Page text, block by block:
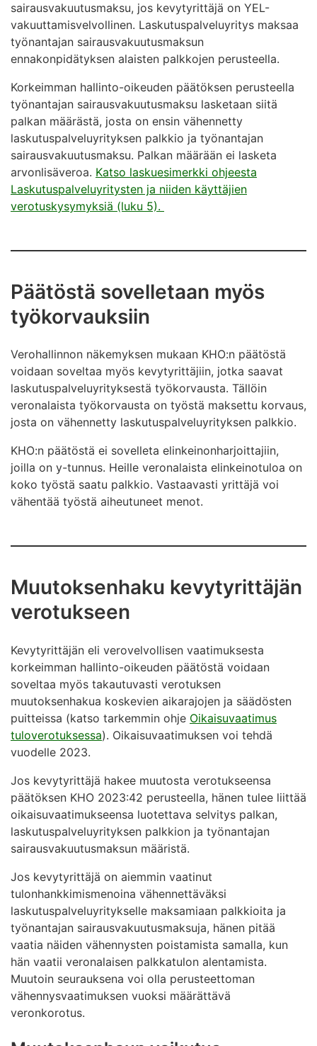
sairausvakuutusmaksu, jos kevytyrittäjä on YEL-
vakuuttamisvelvollinen. Laskutuspalveluyritys maksaa
työnantajan sairausvakuutusmaksun
ennakonpidätyksen alaisten palkkojen perusteella.
Korkeimman hallinto-oikeuden päätöksen perusteella
työnantajan sairausvakuutusmaksu lasketaan siitä
palkan määrästä, josta on ensin vähennetty
laskutuspalveluyrityksen palkkio ja työnantajan
sairausvakuutusmaksu. Palkan määrään ei lasketa
arvonlisäveroa. Katso laskuesimerkki ohjeesta
Laskutuspalveluyritysten ja niiden käyttäjien
verotuskysymyksiä (luku 5).
Päätöstä sovelletaan myös
työkorvauksiin
Verohallinnon näkemyksen mukaan KHO:n päätöstä
voidaan soveltaa myös kevytyrittäjiin, jotka saavat
laskutuspalveluyrityksestä työkorvausta. Tällöin
veronalaista työkorvausta on työstä maksettu korvaus,
josta on vähennetty laskutuspalveluyrityksen palkkio.
KHO:n päätöstä ei sovelleta elinkeinonharjoittajiin,
joilla on y-tunnus. Heille veronalaista elinkeinotuloa on
koko työstä saatu palkkio. Vastaavasti yrittäjä voi
vähentää työstä aiheutuneet menot.
Muutoksenhaku kevytyrittäjän
verotukseen
Kevytyrittäjän eli verovelvollisen vaatimuksesta
korkeimman hallinto-oikeuden päätöstä voidaan
soveltaa myös takautuvasti verotuksen
muutoksenhakua koskevien aikarajojen ja säädösten
puitteissa (katso tarkemmin ohje Oikaisuvaatimus
tuloverotuksessa). Oikaisuvaatimuksen voi tehdä
vuodelle 2023.
Jos kevytyrittäjä hakee muutosta verotukseensa
päätöksen KHO 2023:42 perusteella, hänen tulee liittää
oikaisuvaatimukseensa luotettava selvitys palkan,
laskutuspalveluyrityksen palkkion ja työnantajan
sairausvakuutusmaksun määristä.
Jos kevytyrittäjä on aiemmin vaatinut
tulonhankkimismenoina vähennettäväksi
laskutuspalveluyritykselle maksamiaan palkkioita ja
työnantajan sairausvakuutusmaksuja, hänen pitää
vaatia näiden vähennysten poistamista samalla, kun
hän vaatii veronalaisen palkkatulon alentamista.
Muutoin seurauksena voi olla perusteettoman
vähennysvaatimuksen vuoksi määrättävä
veronkorotus.